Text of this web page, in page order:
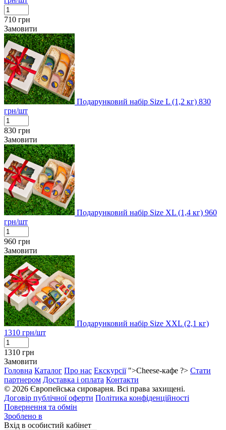
710 грн
Замовити
Подарунковий набір Size L (1,2 кг) 830
грн/шт
830 грн
Замовити
Подарунковий набір Size XL (1,4 кг) 960
грн/шт
960 грн
Замовити
Подарунковий набір Size XXL (2,1 кг)
1310 грн/шт
1310 грн
Замовити
Головна Каталог Про нас Екскурсії">Cheese-кафе ?> Стати
партнером Доставка і оплата Контакти
© 2026 Європейська сироварня. Всі права захищені.
Договір публічної оферти Політика конфіденційності
Повернення та обмін
Зроблено в
Вхід в особистий кабінет